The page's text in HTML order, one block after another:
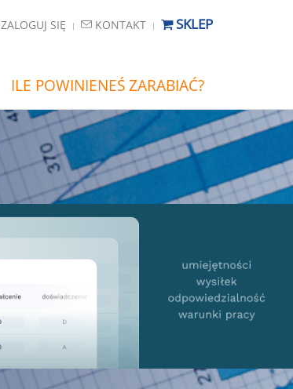
ZALOGUJ SIĘ KONTAKT SKLEP
ILE POWINIENEŚ ZARABIAĆ?